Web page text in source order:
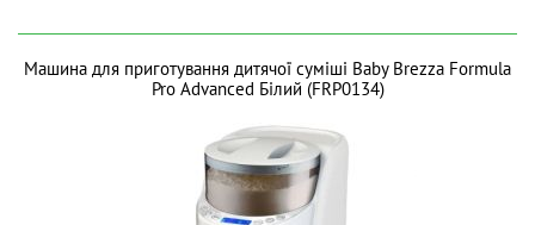
Машина для приготування дитячої суміші Baby Brezza Formula
Pro Advanced Білий (FRP0134)